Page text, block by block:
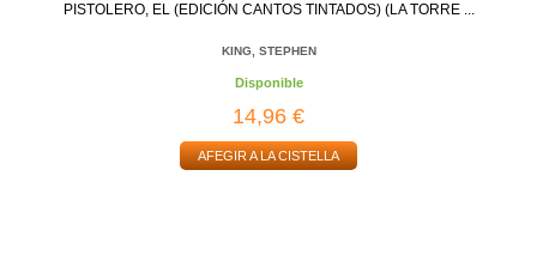
PISTOLERO, EL (EDICIÓN CANTOS TINTADOS) (LA TORRE ...
KING, STEPHEN
Disponible
14,96 €
AFEGIR A LA CISTELLA